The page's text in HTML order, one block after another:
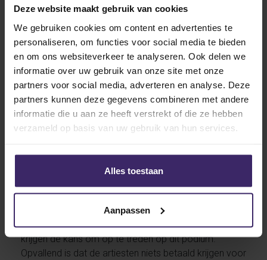
Deze website maakt gebruik van cookies
We gebruiken cookies om content en advertenties te
personaliseren, om functies voor social media te bieden
en om ons websiteverkeer te analyseren. Ook delen we
informatie over uw gebruik van onze site met onze
partners voor social media, adverteren en analyse. Deze
partners kunnen deze gegevens combineren met andere
informatie die u aan ze heeft verstrekt of die ze hebben
verzameld op basis van uw gebruik van hun services.
Alles toestaan
Aanpassen
maakten. Een opvallende reclame was die van Disney,
die ´100 years of Wonder´, oftewel hun 100-jarig
bestaan vierden. Andere reclames kwamen onder
andere van de Amerikaanse versie van The Masked
Singer, Heineken en Doritos.
Halftime show
wedstrijd op te treden. De zwangere zangeres zette
een grote show neer. Ze vloog op een zwevend
eerste live optreden in meer dan vijf jaar. Deze
halftime show is iets waar de Super Bowl om bekend
staat. Alleen de allergrootste artiesten van de wereld
krijgen de kans om op te treden op dit podium.
Opvallend is dat de artiesten niets betaald krijgen voor